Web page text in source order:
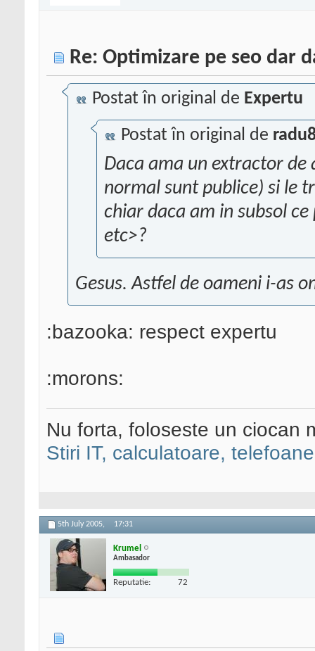
Re: Optimizare pe seo dar
Postat în original de Expertu
Postat în original de
Daca ama un extractor de
normal sunt publice) si le
chiar daca am in subsol
etc>?
Gesus. Astfel de oameni i-as
:bazooka: respect expertu
:morons:
Nu forta, foloseste un ciocan
Stiri IT, calculatoare, telefoane
5th July 2005, 17:31
Krumel
Ambasador
Reputatie: 72